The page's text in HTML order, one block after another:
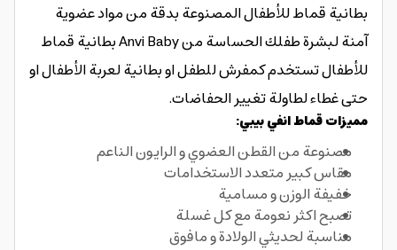
بطانية قماط للأطفال المصنوعة بدقة من مواد عضوية
آمنة لبشرة طفلك الحساسة من Anvi Baby بطانية قماط
للأطفال تستخدم كمفرش للطفل او بطانية لعربة الأطفال او
حتى غطاء لطاولة تغيير الحفاضات.
مميزات قماط انفي بيبي:
مصنوعة من القطن العضوي و الرايون الناعم
مقاس كبير متعدد الاستخدامات
خفيفة الوزن و مسامية
تصبح اكثر نعومة مع كل غسلة
مناسبة لحديثي الولادة و مافوق